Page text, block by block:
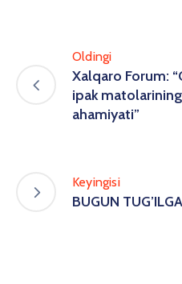
Oldingi
Xalqaro Forum:
ipak
ahamiyati”
Keyingisi
BUGUN